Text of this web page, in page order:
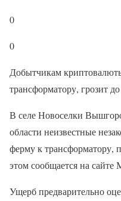
0
0
Добытчикам
трансформатору, грозит
В селе Новоселки
области неизвестные
ферму к трансформатору,
этом сообщается на
Ущерб предварительно